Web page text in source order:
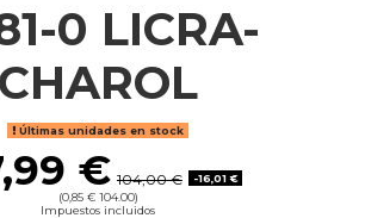
0 LICRA-
CHAROL
Últimas unidades en stock
€ 104,00 €
-16,01 €
(0,85 € 104.00)
Impuestos incluidos